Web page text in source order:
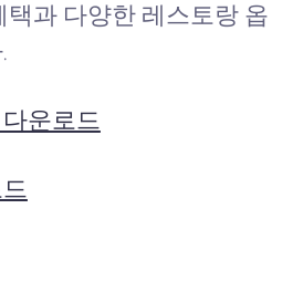
택과 다양한 레스토랑 옵
운로드